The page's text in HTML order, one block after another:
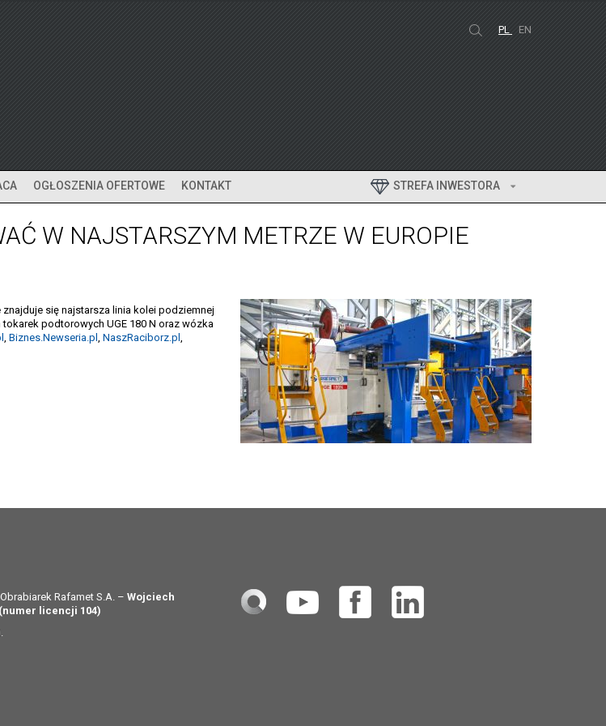
PL EN
OGŁOSZENIA OFERTOWE KONTAKT STREFA INWESTORA
W NAJSTARSZYM METRZE W EUROPIE
się najstarsza linia kolei podziemnej
podtorowych UGE 180 N oraz wózka
, Biznes.Newseria.pl , NaszRaciborz.pl ,
Rafamet S.A. – Wojciech
licencji 104)